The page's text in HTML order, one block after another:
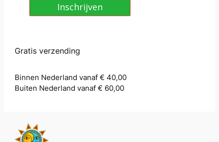
Inschrijven
Gratis verzending
Binnen Nederland vanaf € 40,00
Buiten Nederland vanaf € 60,00